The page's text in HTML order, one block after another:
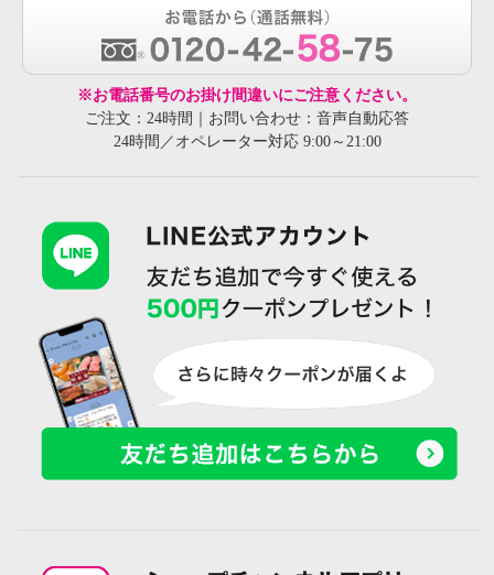
※お電話番号のお掛け間違いにご注意ください。
ご注文：24時間｜お問い合わせ：音声自動応答
24時間／オペレーター対応 9:00～21:00